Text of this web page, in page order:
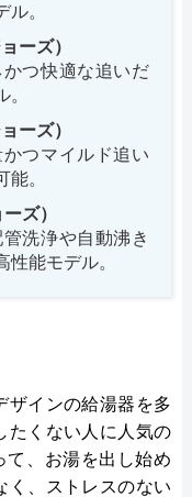
。
ーズ）
つ快適な追いだ
ーズ）
つマイルド追い
。
ズ）
洗浄や自動沸き
性能モデル。
ザインの給湯器を多
たくない人に人気の
て、お湯を出し始め
く、ストレスのない